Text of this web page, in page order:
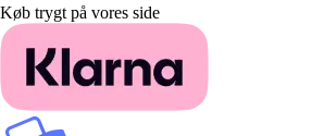
Køb trygt på vores side